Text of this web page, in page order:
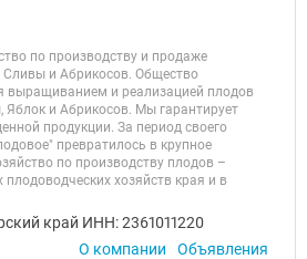
по производству и продаже
и Абрикосов. Общество
выращиванием и реализацией плодов
и Абрикосов. Мы гарантирует
продукции. За период своего
превратилось в крупное
по производству плодов –
хозяйств края и в
край ИНН: 2361011220
О компании
Объявления